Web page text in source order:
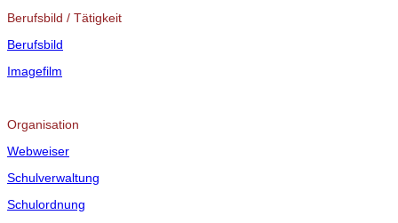
Berufsbild / Tätigkeit
Berufsbild
Imagefilm
Organisation
Webweiser
Schulverwaltung
Schulordnung